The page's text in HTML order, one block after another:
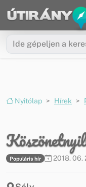
Ugrás a menüre
Ugrás a
Nyitólap Hírek
Populáris hír 2018. 06.